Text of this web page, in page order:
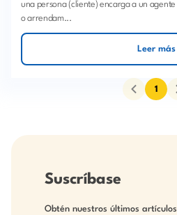
una persona (cliente) encarga a un
o arrendam...
Leer más
1
Suscríbase
Obtén nuestros últimos